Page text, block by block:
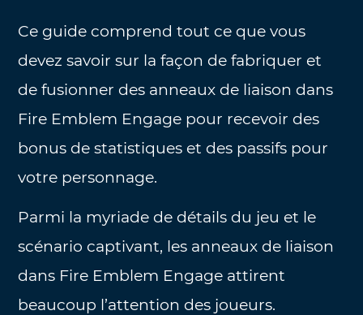
Ce guide comprend tout ce que vous
devez savoir sur la façon de fabriquer et
de fusionner des anneaux de liaison dans
Fire Emblem Engage pour recevoir des
bonus de statistiques et des passifs pour
votre personnage.
Parmi la myriade de détails du jeu et le
scénario captivant, les anneaux de liaison
dans Fire Emblem Engage attirent
beaucoup l’attention des joueurs.